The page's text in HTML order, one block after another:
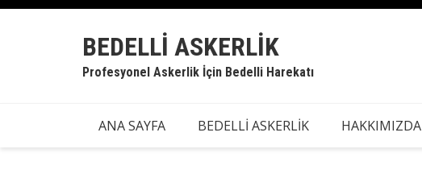
Skip
BEDELLI ASKERLIK
Profesyonel Askerlik İçin Bedelli Harekatı
ANA SAYFA BEDELLİ ASKERLİK HAKKIMIZDA